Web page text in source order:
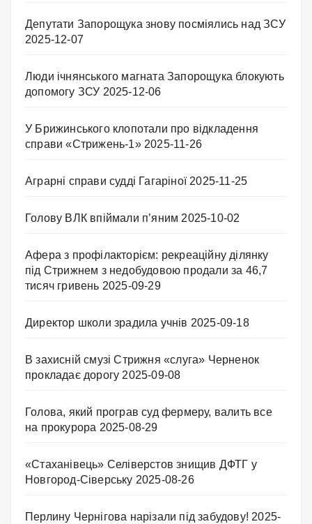
Депутати Запорощука знову посміялись над ЗСУ
2025-12-07
Люди ічнянського магната Запорощука блокують
допомогу ЗСУ 2025-12-06
У Брижинського клопотали про відкладення
справи «Стрижень-1» 2025-11-26
Аграрні справи судді Гагаріної 2025-11-25
Голову ВЛК впіймали п’яним 2025-10-02
Афера з профілакторієм: рекреаційну ділянку
під Стрижнем з недобудовою продали за 46,7
тисяч гривень 2025-09-29
Директор школи зрадила учнів 2025-09-18
В захисній смузі Стрижня «слуга» Черненок
прокладає дорогу 2025-09-08
Голова, який програв суд фермеру, валить все
на прокурора 2025-08-29
«Стаханівець» Селіверстов знищив ДФТГ у
Новгород-Сіверську 2025-08-26
Перлину Чернігова нарізали під забудову! 2025-